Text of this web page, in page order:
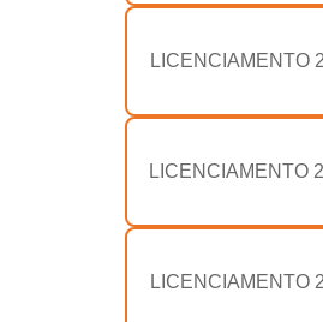
LICENCIAMENTO
LICENCIAMENTO
LICENCIAMENTO